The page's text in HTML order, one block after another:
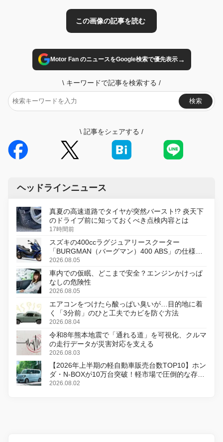
Motor Fan のニュースをGoogle検索で優先表示→
\ キーワードで記事を検索する /
検索
\ 記事をシェアする /
ヘッドラインニュース
真夏の高速道路でタイヤが突然バースト!? 炎天下
のドライブ前に知っておくべき点検内容とは
17時間前
スズキの400ccラグジュアリースクーター
「BURGMAN（バーグマン）400 ABS」の仕様を
変更し、8月18日に発売
2026.08.05
車内での仮眠、どこまで安全？エンジンかけっぱ
なしの危険性
2026.08.05
エアコンをつけたら酸っぱい臭いが…目的地に着
く「3分前」のひと工夫でカビを防ぐ方法
2026.08.04
令和8年熊本地震で「通れる道」を可視化、クルマ
の走行データが災害対応を支える
2026.08.03
【2026年上半期の軽自動車販売台数TOP10】ホン
ダ・N-BOXが10万台突破！軽市場で圧倒的な存在
感
2026.08.02